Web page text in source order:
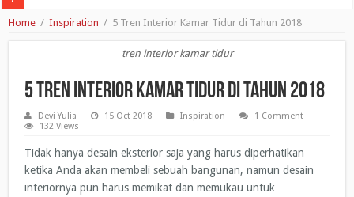
Poligrab: No-germs Door Opener untuk Melawan Penyebaran Virus
Ramadhan 2020: Seberapa Pentingnya Bulan Suci Ini Bagi Umat Islam?
Mungkinkah Resesi Ekonomi Lebih Mematikan Daripada COVID-19 itu
4 Cara Coronavirus Mengubah Kebiasaan Belanja Generasi Milenial dan Gen Z
Home / Inspiration / 5 Tren Interior Kamar Tidur di Tahun 2018
tren interior kamar tidur
5 Tren Interior Kamar Tidur di Tahun 2018
Devi Yulia 15 Oct 2018 Inspiration
1 Comment
132 Views
Tidak hanya desain eksterior saja yang harus diperhatikan
ketika Anda akan membeli sebuah bangunan, namun desain
interiornya pun harus memikat dan memukau untuk